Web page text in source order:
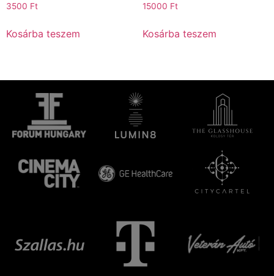
3500 Ft
Kosárba teszem
15000 Ft
Kosárba teszem